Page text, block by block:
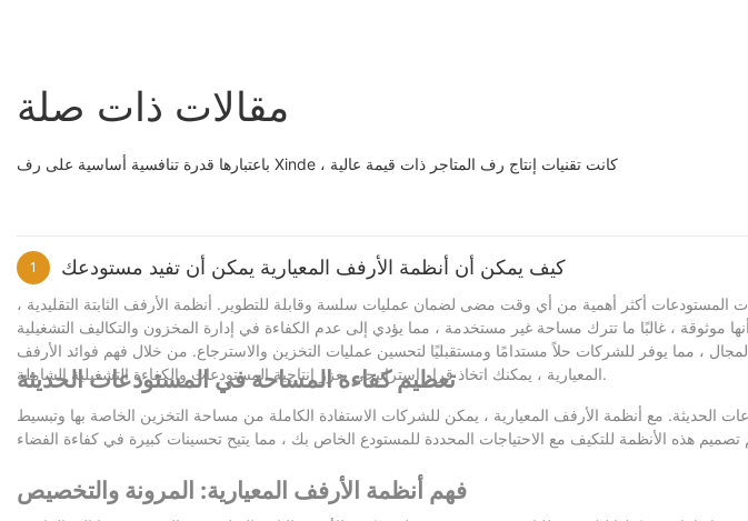
مقالات ذات صلة
باعتبارها قدرة تنافسية أساسية على رف Xinde ، كانت تقنيات إنتاج رف المتاجر ذات قيمة عالية
1 كيف يمكن أن أنظمة الأرفف المعيارية يمكن أن تفيد مستودعك
المستودعات أكثر أهمية من أي وقت مضى لضمان عمليات سلسة وقابلة للتطوير. أنظمة الأرفف الثابتة التقليدية ،
، مما يوفر للشركات حلاً مستدامًا ومستقبليًا لتحسين عمليات التخزين والاسترجاع. من خلال فهم فوائد الأرفف
المعيارية ، يمكنك اتخاذ قرار استراتيجي يعزز إنتاجية المستودعات والكفاءة التشغيلية الشاملة.
تعظيم كفاءة المساحة في المستودعات الحديثة
الحديثة. مع أنظمة الأرفف المعيارية ، يمكن للشركات الاستفادة الكاملة من مساحة التخزين الخاصة بها وتبسيط
فهم أنظمة الأرفف المعيارية: المرونة والتخصيص